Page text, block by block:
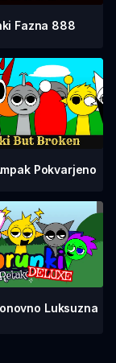
Fazna 888
Pokvarjeno
Luksuzna